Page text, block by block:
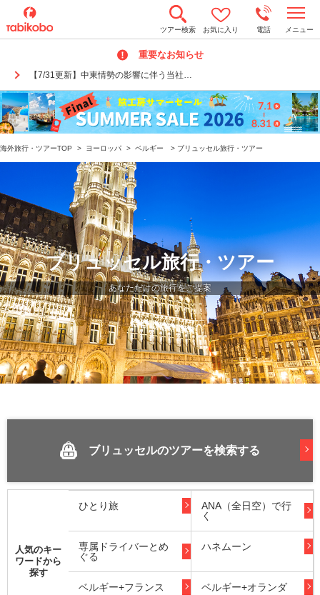
ツアー検索 お気に入り 電話 メニュー
重要なお知らせ
【7/31更新】中東情勢の影響に伴う当社…
o
n
a
v
i
g
i
海外旅行・ツアーTOP > ヨーロッパ > ベルギー > ブリュッセル旅行・ツアー
ブリュッセル旅行・ツアー
あなただけの旅行をご提案
ブリュッセルのツアーを検索する
人気のキー
ワードから
探す
ひとり旅
ANA（全日空）で行
く
専属ドライバーとめ
ぐる
ハネムーン
ベルギー+フランス ベルギー+オランダ